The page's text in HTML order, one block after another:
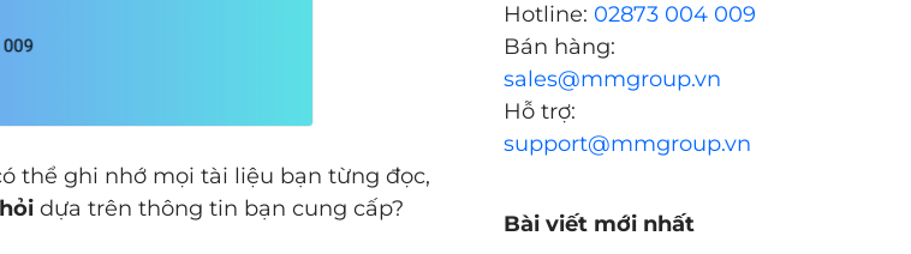
thể ghi nhớ mọi tài liệu bạn từng đọc,
dựa trên thông tin bạn cung cấp?
Hotline: 02873 004 009
Bán hàng:
sales@mmgroup.vn
Hỗ trợ:
support@mmgroup.vn
Bài viết mới nhất